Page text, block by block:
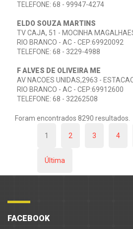
TELEFONE: 68 - 99947-4274
ELDO SOUZA MARTINS
TV CAJA, 51 - MOCINHA
RIO BRANCO - AC - CEP:69920092
TELEFONE: 68 - 3229-4988
F ALVES DE OLIVEIRA ME
AV NACOES UNIDAS,2963 -
RIO BRANCO - AC - CEP:69912600
TELEFONE: 68 - 32262508
Foram encontrados 8290 resultados.
1 2 3 4
Última
FACEBOOK